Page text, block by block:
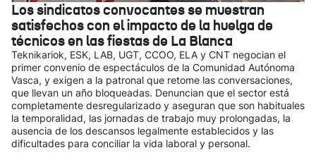
Los sindicatos convocantes se muestran
satisfechos con el impacto de la huelga de
técnicos en las fiestas de La Blanca
Teknikariok, ESK, LAB, UGT, CCOO, ELA y CNT negocian el
primer convenio de espectáculos de la Comunidad Autónoma
Vasca, y exigen a la patronal que retome las conversaciones,
que llevan un año bloqueadas. Denuncian que el sector está
completamente desregularizado y aseguran que son habituales
la temporalidad, las jornadas de trabajo muy prolongadas, la
ausencia de los descansos legalmente establecidos y las
dificultades para conciliar la vida laboral y personal.